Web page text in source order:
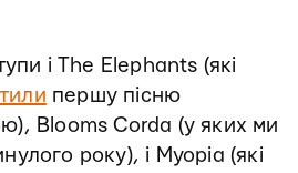
і The Elephants (які
першу пісню
Blooms Corda (у яких ми
року), і Myopia (які